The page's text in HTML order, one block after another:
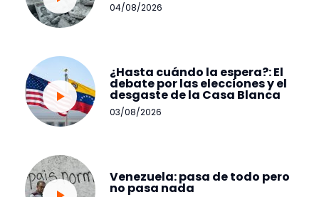
04/08/2026
¿Hasta cuándo la espera?: El
debate por las elecciones y el
desgaste de la Casa Blanca
03/08/2026
Venezuela: pasa de todo pero
no pasa nada